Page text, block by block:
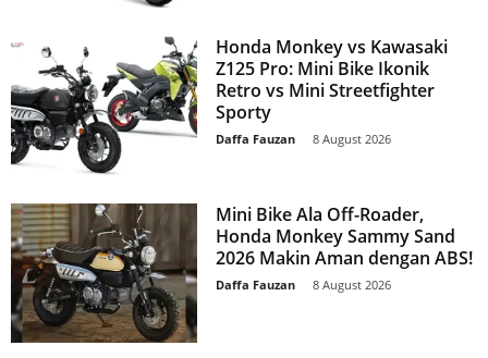
Honda Monkey vs Kawasaki
Z125 Pro: Mini Bike Ikonik
Retro vs Mini Streetfighter
Sporty
Daffa Fauzan 8 August 2026
Mini Bike Ala Off-Roader,
Honda Monkey Sammy Sand
2026 Makin Aman dengan ABS!
Daffa Fauzan 8 August 2026